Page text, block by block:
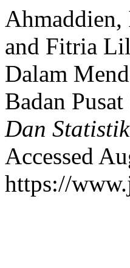
Ahmaddien,
and Fitria
Dalam
Badan
Dan
Accessed
https://